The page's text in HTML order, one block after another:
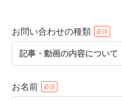
お問い合わせの種類
記事・動画の内容について
お名前